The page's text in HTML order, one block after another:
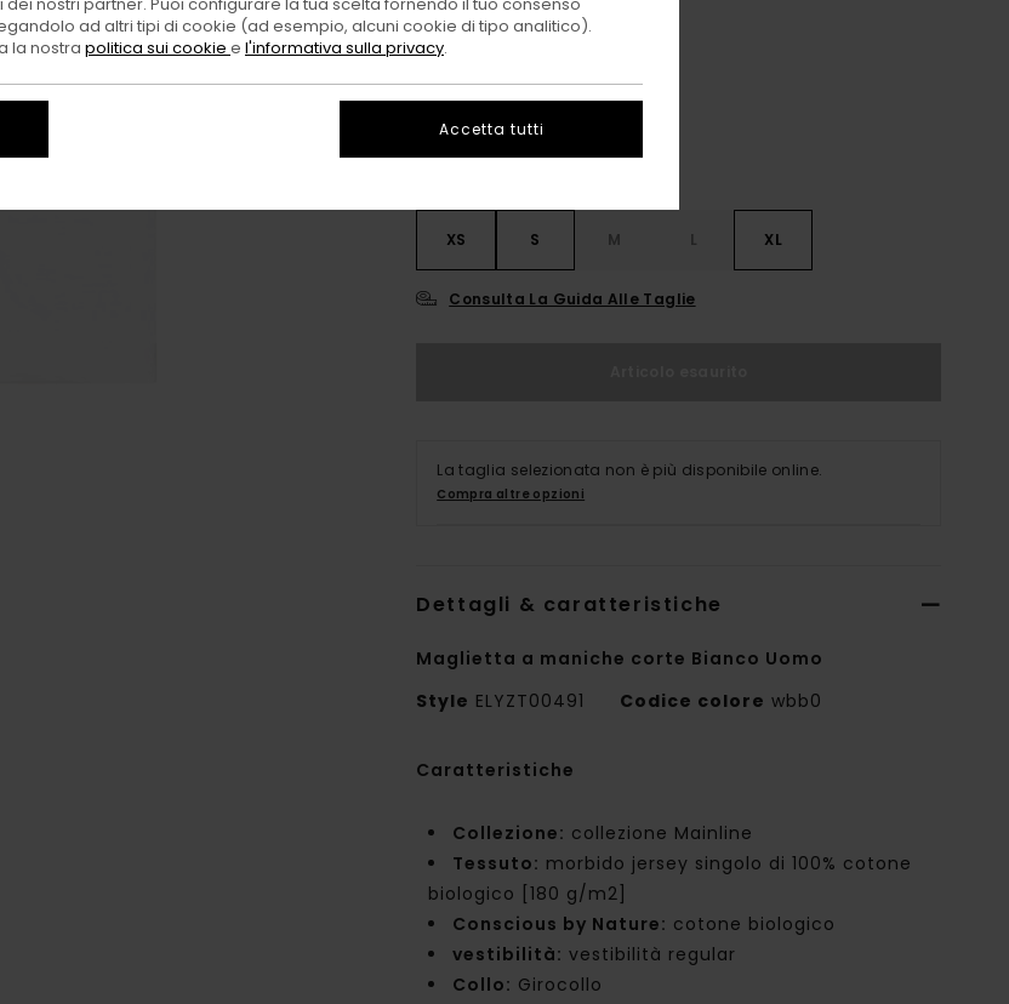
Optic White
XS S M L XL
Consulta La Guida Alle Taglie
La taglia selezionata non è più disponibile online.
Compra altre opzioni
Dettagli & caratteristiche
Maglietta a maniche corte Bianco Uomo
Style ELYZT00491 Codice colore wbb0
Caratteristiche
Collezione: collezione Mainline
Tessuto: morbido jersey singolo di 100% cotone
biologico [180 g/m2]
Conscious by Nature: cotone biologico
vestibilità: vestibilità regular
Collo: Girocollo
ad altri tipi di cookie (ad esempio, alcuni cookie di tipo analitico).
la nostra politica sui cookie e l'informativa sulla privacy.
Accetta tutti